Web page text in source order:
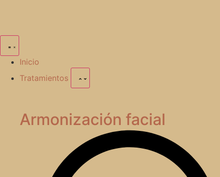
Inicio
Tratamientos
Armonización facial